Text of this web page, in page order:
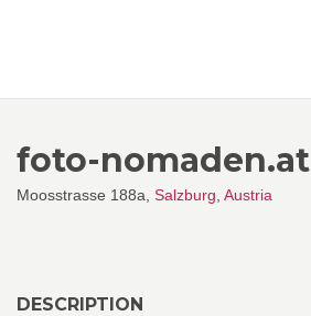
foto-nomaden.at
Moosstrasse 188a, Salzburg Austria
DESCRIPTION